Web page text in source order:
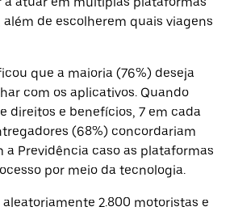
de escolherem quais viagens
que a maioria (76%) deseja
com os aplicativos. Quando
direitos e benefícios, 7 em cada
(68%) concordariam
Previdência caso as plataformas
por meio da tecnologia.
2.800 motoristas e